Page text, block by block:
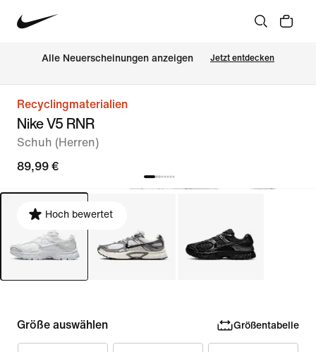
Alle Neuerscheinungen anzeigen Jetzt entdecken
Recyclingmaterialien
Nike V5 RNR
Schuh (Herren)
89,99 €
Hoch bewertet
Größe auswählen Größentabelle